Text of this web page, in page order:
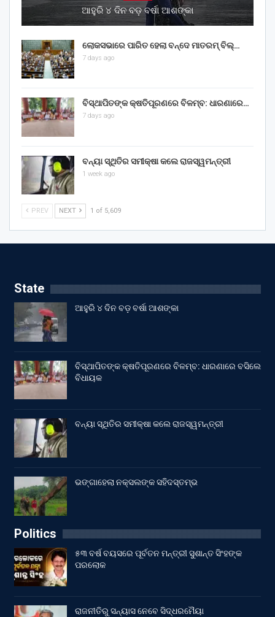
ଆହୁରି ୪ ଦିନ ବଡ଼ ବର୍ଷା ଆଶଙ୍କା
ଲୋକସଭାରେ ପାରିତ ହେଲା ବନ୍ଦେ ମାତରମ୍‌ ବିଲ୍‌…
7 days ago
ବିସ୍ଥାପିତଙ୍କ କ୍ଷତିପୂରଣରେ ବିଳମ୍ବ: ଧାରଣାରେ…
7 days ago
ବନ୍ୟା ସ୍ଥିତିର ସମୀକ୍ଷା କଲେ ରାଜସ୍ୱମନ୍ତ୍ରୀ
1 week ago
PREV NEXT 1 of 5,609
State
ଆହୁରି ୪ ଦିନ ବଡ଼ ବର୍ଷା ଆଶଙ୍କା
ବିସ୍ଥାପିତଙ୍କ କ୍ଷତିପୂରଣରେ ବିଳମ୍ବ: ଧାରଣାରେ ବସିଲେ
ବିଧାୟକ
ବନ୍ୟା ସ୍ଥିତିର ସମୀକ୍ଷା କଲେ ରାଜସ୍ୱମନ୍ତ୍ରୀ
ଭଙ୍ଗାହେଲା ନକ୍ସଲଙ୍କ ସହିଦସ୍ତମ୍ଭ
Politics
୫୩ ବର୍ଷ ବୟସରେ ପୂର୍ବତନ ମନ୍ତ୍ରୀ ସୁଶାନ୍ତ ସିଂହଙ୍କ
ପରଲୋକ
ରାଜନୀତିରୁ ସନ୍ୟାସ ନେବେ ସିଦ୍ଧରମୈୟା